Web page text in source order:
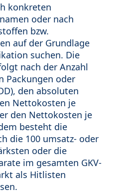
konkreten
oder nach
bzw.
auf der Grundlage
suchen. Die
nach der Anzahl
Packungen oder
den absoluten
Nettokosten je
den Nettokosten je
besteht die
die 100 umsatz- oder
oder die
im gesamten GKV-
als Hitlisten